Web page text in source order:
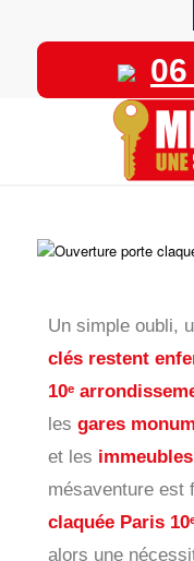
Un simple oubli,
clés restent
10ᵉ
les gares
et les
mésaventure est
claquée Paris
alors une